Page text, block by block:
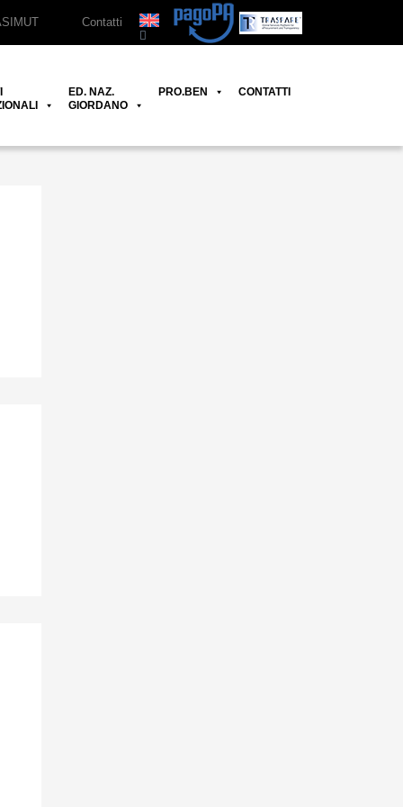
Contatti
ED. NAZ.
GIORDANO
PRO.BEN CONTATTI